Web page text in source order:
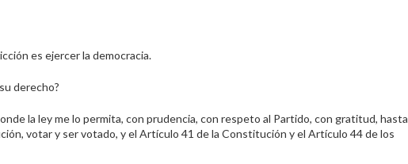
es ejercer la democracia.
derecho?
la ley me lo permita, con prudencia, con respeto al Partido, con gratitud, hasta
votar y ser votado, y el Artículo 41 de la Constitución y el Artículo 44 de los